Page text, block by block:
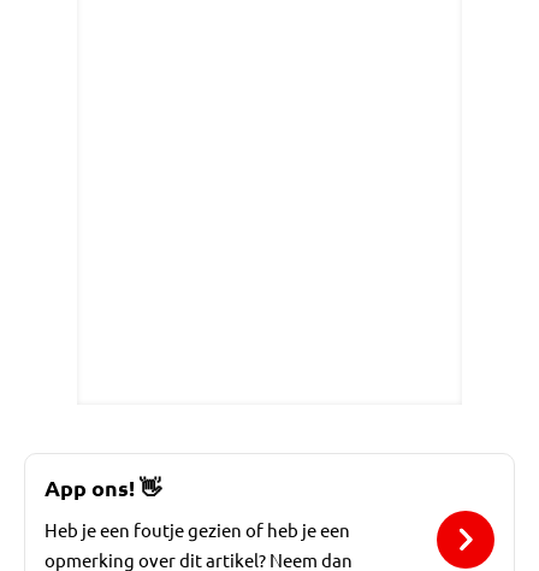
App ons!👋
Heb je een foutje gezien of heb je een
opmerking over dit artikel? Neem dan